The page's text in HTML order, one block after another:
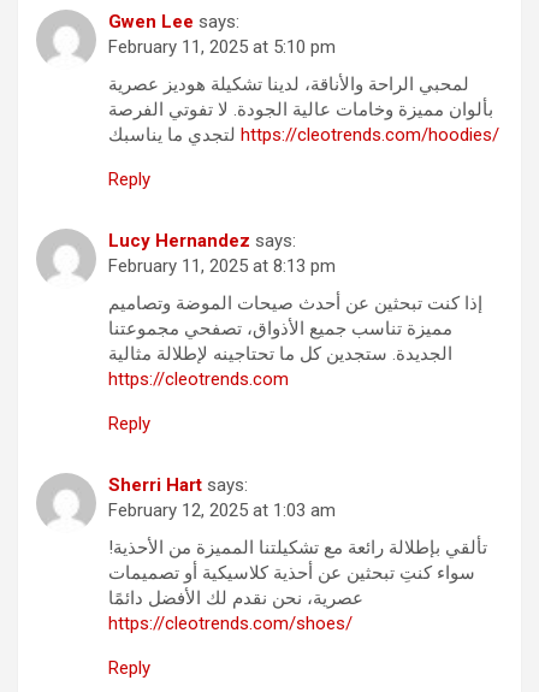
Gwen Lee says:
February 11, 2025 at 5:10 pm
لمحبي الراحة والأناقة، لدينا تشكيلة هوديز عصرية
بألوان مميزة وخامات عالية الجودة. لا تفوتي الفرصة
https://cleotrends.com/hoodies/
Reply
Lucy Hernandez says:
February 11, 2025 at 8:13 pm
إذا كنت تبحثين عن أحدث صيحات الموضة وتصاميم
مميزة تناسب جميع الأذواق، تصفحي مجموعتنا
الجديدة. ستجدين كل ما تحتاجينه لإطلالة مثالية
https://cleotrends.com
Reply
Sherri Hart says:
February 12, 2025 at 1:03 am
تألقي بإطلالة رائعة مع تشكيلتنا المميزة من الأحذية!
سواء كنتِ تبحثين عن أحذية كلاسيكية أو تصميمات
عصرية، نحن نقدم لك الأفضل دائمًا
https://cleotrends.com/shoes/
Reply